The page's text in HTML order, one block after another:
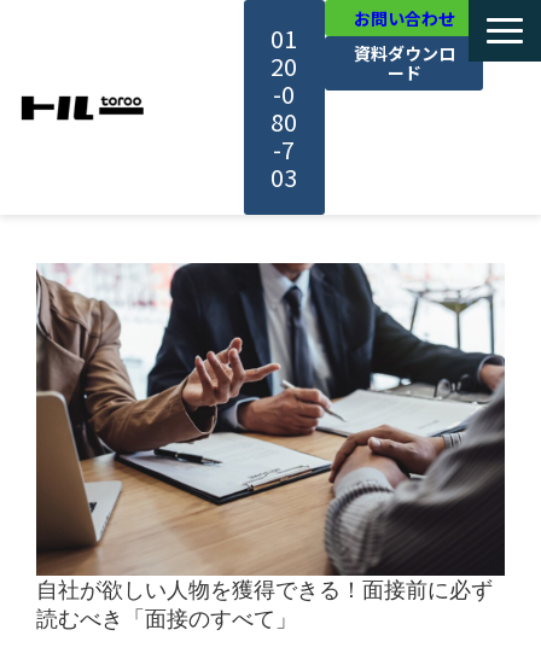
01
20
-0
80
-7
03
お問い合わせ
資料ダウンロ
ード
機能・サービス紹介
活用事例
料金・プラン
セミナー一覧
よくあるご質問
自社が欲しい人物を獲得できる！面接前に必ず
読むべき「面接のすべて」